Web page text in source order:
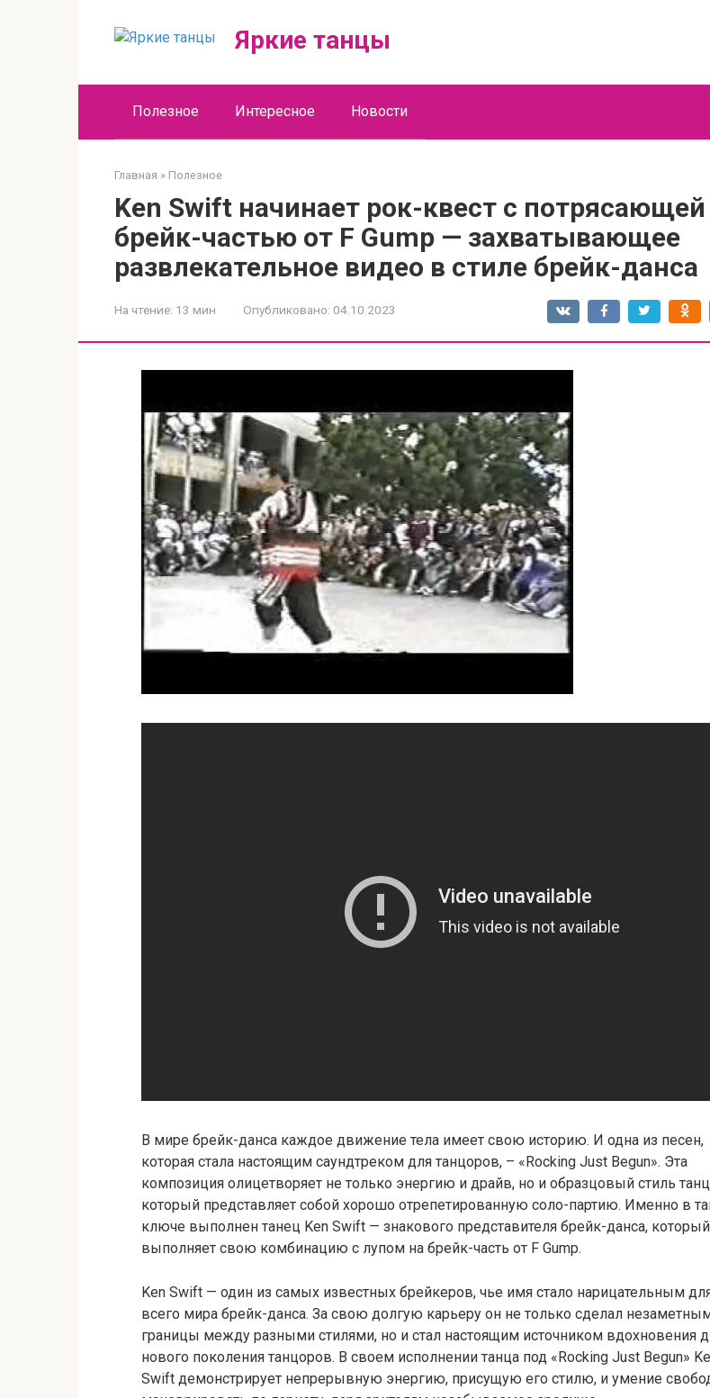
Яркие танцы
Полезное Интересное Новости
Главная » Полезное
Ken Swift начинает рок-квест с потрясающей
брейк-частью от F Gump — захватывающее
развлекательное видео в стиле брейк-данса
На чтение: 13 мин Опубликовано: 04.10.2023
В мире брейк-данса каждое движение тела имеет свою историю. И одна из песен,
которая стала настоящим саундтреком для танцоров, – «Rocking Just Begun». Эта
композиция олицетворяет не только энергию и драйв, но и образцовый стиль
который представляет собой хорошо отрепетированную соло-партию. Именно в
ключе выполнен танец Ken Swift — знакового представителя брейк-данса, который
выполняет свою комбинацию с лупом на брейк-часть от F Gump.
Ken Swift — один из самых известных брейкеров, чье имя стало нарицательным
всего мира брейк-данса. За свою долгую карьеру он не только сделал
границы между разными стилями, но и стал настоящим источником вдохновения
нового поколения танцоров. В своем исполнении танца под «Rocking Just Begun»
Swift демонстрирует непрерывную энергию, присущую его стилю, и умение